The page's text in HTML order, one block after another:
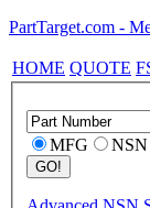
PartTarget.com -
HOME QUOTE
MFG NSN